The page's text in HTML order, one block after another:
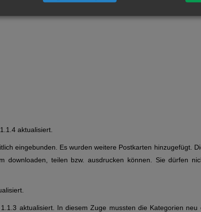
aktualisiert.
eingebunden. Es wurden weitere Postkarten hinzugefügt.
downloaden, teilen bzw. ausdrucken können. Sie dürfen
aktualisiert. In diesem Zuge mussten die Kategorien neu